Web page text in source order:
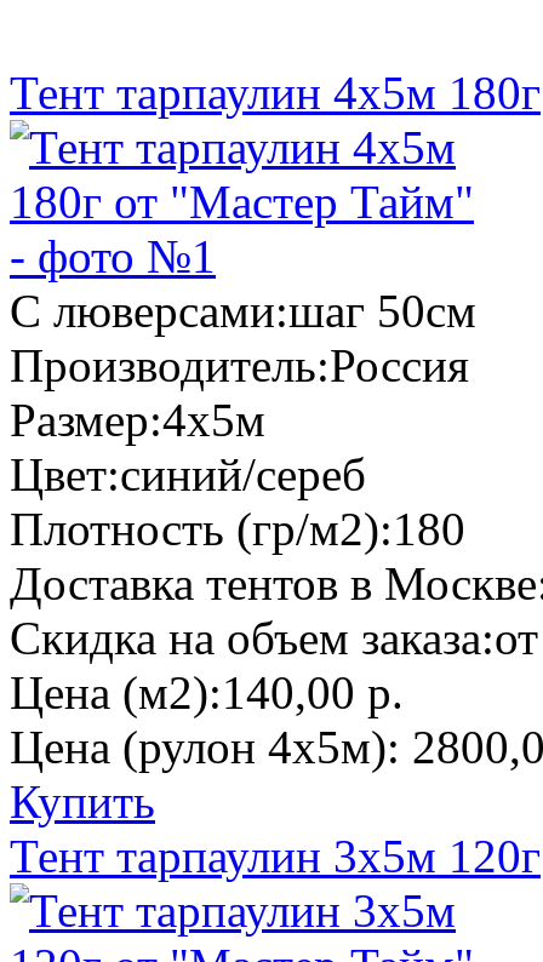
Тент тарпаулин 4х5м 180г
С люверсами:шаг 50см
Производитель:Россия
Размер:4х5м
Цвет:синий/сереб
Плотность (гр/м2):180
Доставка тентов в
Скидка на объем заказа:
Цена (м2):140,00 р.
Цена (рулон 4х5м):
Купить
Тент тарпаулин 3х5м 120г